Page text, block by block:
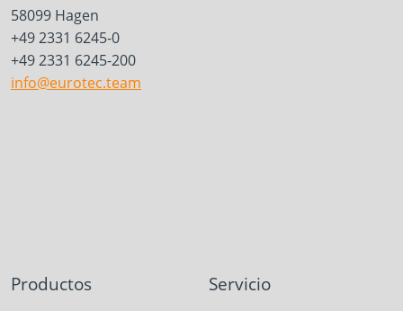
58099 Hagen
+49 2331 6245-0
+49 2331 6245-200
info@eurotec.team
Productos Servicio